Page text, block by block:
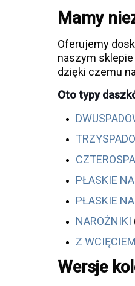
Mamy
Oferujemy
naszym
dzięki czemu
Oto typy
PŁASKIE
PŁASKIE
NAROŻNIKI
Z WCIĘCIEM
Wersje